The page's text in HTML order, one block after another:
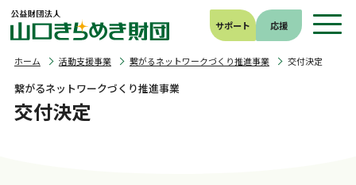
サポート 応援
交付決定
繋がるネットワークづくり推進事業
ホーム 活動支援事業 繋がるネットワークづくり推進事業 交付決定